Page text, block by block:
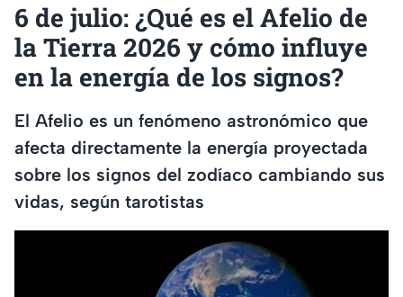
6 de julio: ¿Qué es el Afelio de
la Tierra 2026 y cómo influye
en la energía de los signos?
El Afelio es un fenómeno astronómico que
afecta directamente la energía proyectada
sobre los signos del zodíaco cambiando sus
vidas, según tarotistas